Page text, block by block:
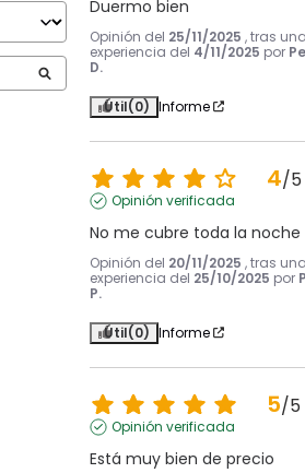
Duermo bien
Opinión del 25/11/2025 , tras
experiencia del 4/11/2025 por
D.
Útil(0) Informe
4/5
Opinión verificada
No me cubre toda la noche
Opinión del 20/11/2025 , tras
experiencia del 25/10/2025 por
P.
Útil(0) Informe
5/5
Opinión verificada
Está muy bien de precio